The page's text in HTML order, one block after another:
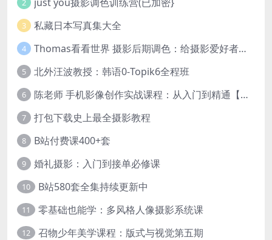
2
3 私藏日本写真集大全
4 Thomas看看世界 摄影后期调色：给摄影爱好者的色彩课 网盘下载
5 北外汪波教授：韩语0-Topik6全程班
6 陈老师 手机影像创作实战课程：从入门到精通【完结】
7 打包下载史上最全摄影教程
8 B站付费课400+套
9 婚礼摄影：入门到接单必修课
10 B站580套全集持续更新中
11 零基础也能学：多风格人像摄影系统课
12 召物少年美学课程：版式与视觉第五期